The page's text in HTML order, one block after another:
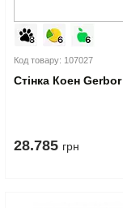
Код товару: 107027
Стінка Коен Gerbor
28.785 грн